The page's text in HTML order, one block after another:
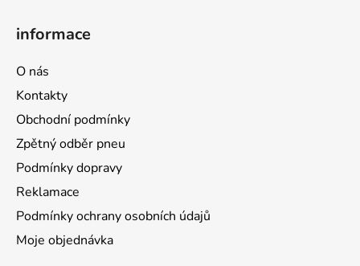
informace
O nás
Kontakty
Obchodní podmínky
Zpětný odběr pneu
Podmínky dopravy
Reklamace
Podmínky ochrany osobních údajů
Moje objednávka